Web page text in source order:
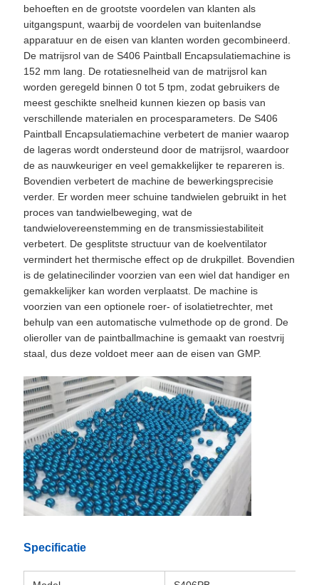
behoeften en de grootste voordelen van klanten als
uitgangspunt, waarbij de voordelen van buitenlandse
apparatuur en de eisen van klanten worden gecombineerd.
De matrijsrol van de S406 Paintball Encapsulatiemachine is
152 mm lang. De rotatiesnelheid van de matrijsrol kan
worden geregeld binnen 0 tot 5 tpm, zodat gebruikers de
meest geschikte snelheid kunnen kiezen op basis van
verschillende materialen en procesparameters. De S406
Paintball Encapsulatiemachine verbetert de manier waarop
de lageras wordt ondersteund door de matrijsrol, waardoor
de as nauwkeuriger en veel gemakkelijker te repareren is.
Bovendien verbetert de machine de bewerkingsprecisie
verder. Er worden meer schuine tandwielen gebruikt in het
proces van tandwielbeweging, wat de
tandwielovereenstemming en de transmissiestabiliteit
verbetert. De gesplitste structuur van de koelventilator
vermindert het thermische effect op de drukpillet. Bovendien
is de gelatinecilinder voorzien van een wiel dat handiger en
gemakkelijker kan worden verplaatst. De machine is
voorzien van een optionele roer- of isolatietrechter, met
behulp van een automatische vulmethode op de grond. De
olieroller van de paintballmachine is gemaakt van roestvrij
staal, dus deze voldoet meer aan de eisen van GMP.
Specificatie